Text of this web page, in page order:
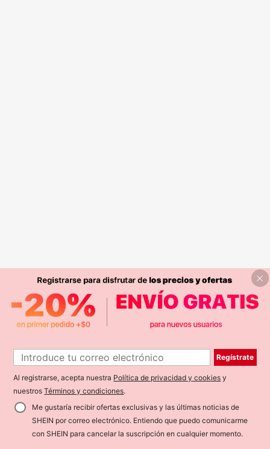
Regístrate
Al registrarse, acepta nuestra Política de privacidad y cookies y
nuestrosTérminos y condiciones.
Me gustaría recibir ofertas exclusivas y las últimas noticias de
SHEIN por correo electrónico. Entiendo que puedo comunicarme
con SHEIN para cancelar la suscripción en cualquier momento.